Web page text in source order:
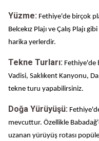
Yüzme: Fethiye'de birçok
Belcekız Plajı ve Çalış Plajı
harika yerlerdir.
Tekne Turları: Fethiye'de
Vadisi, Saklıkent Kanyonu,
tekne turu yapabilirsiniz.
Doğa Yürüyüşü:
mevcuttur. Özellikle
uzanan yürüyüş rotası